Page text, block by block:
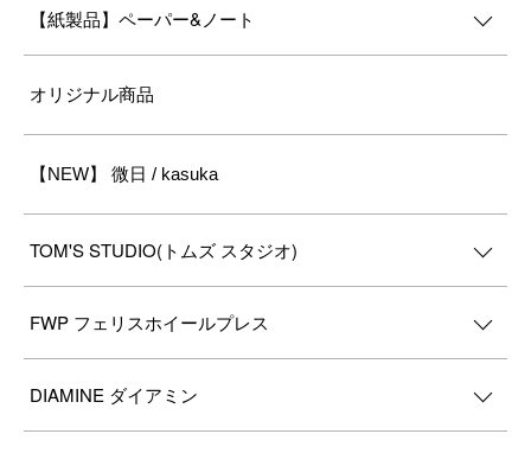
【紙製品】ペーパー&ノート
オリジナル商品
【NEW】 微日 / kasuka
TOM'S STUDIO(トムズ スタジオ)
FWP フェリスホイールプレス
DIAMINE ダイアミン